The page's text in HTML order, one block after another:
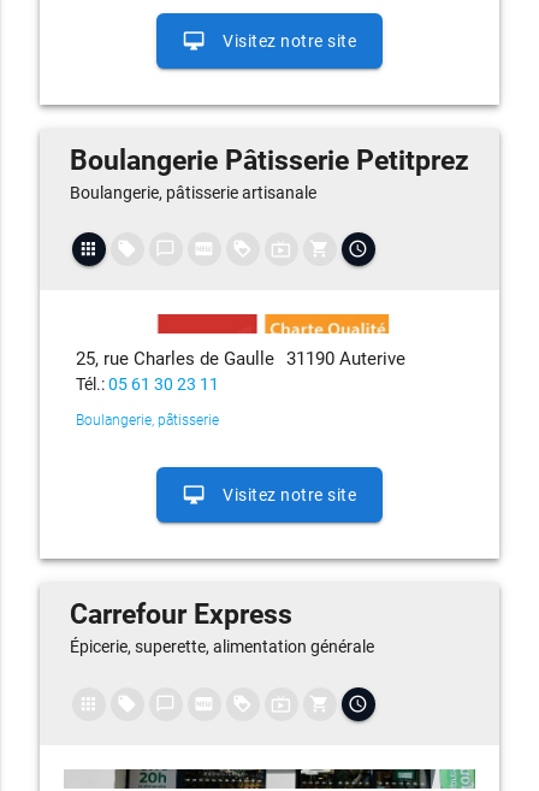
desktop_mac Visitez notre site
Boulangerie Pâtisserie Petitprez
Boulangerie, pâtisserie artisanale
apps local_offer chat_bubble_outline fiber_new loyalty live_tv shopping_cart access_time
25, rue Charles de Gaulle 31190 Auterive
Tél.:05 61 30 23 11
Boulangerie, pâtisserie
desktop_mac Visitez notre site
Carrefour Express
Épicerie, superette, alimentation générale
apps local_offer chat_bubble_outline fiber_new loyalty live_tv shopping_cart access_time